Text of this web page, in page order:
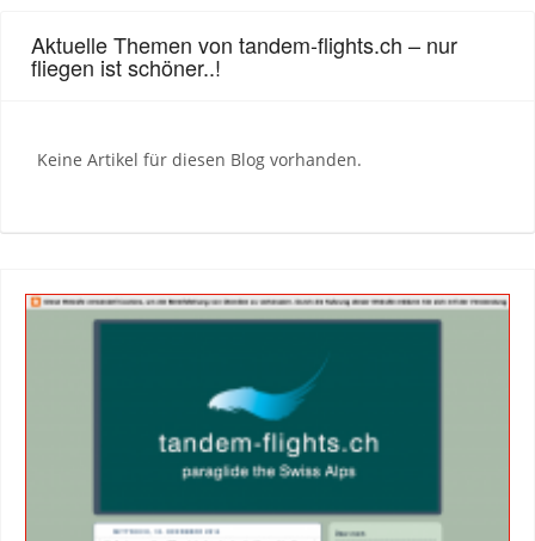
Aktuelle Themen von tandem-flights.ch – nur
fliegen ist schöner..!
Keine Artikel für diesen Blog vorhanden.